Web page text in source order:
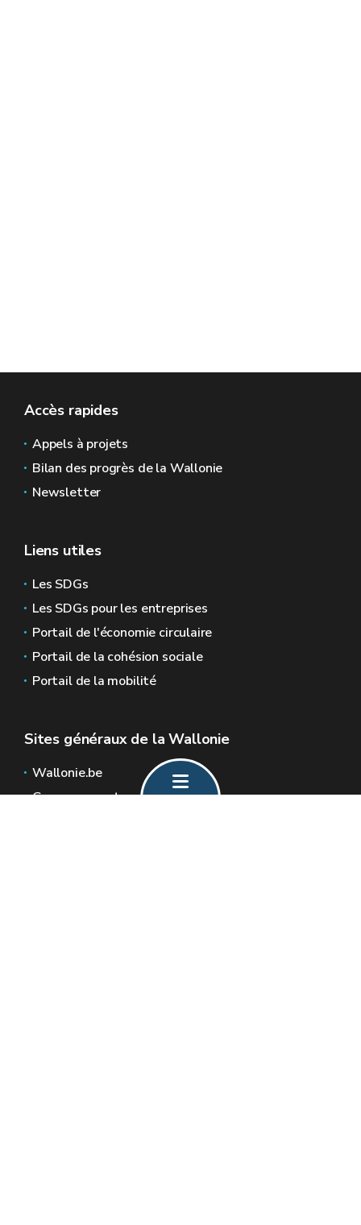
Accès rapides
Appels à projets
Bilan des progrès de la Wallonie
Newsletter
Liens utiles
Les SDGs
Les SDGs pour les entreprises
Portail de l'économie circulaire
Portail de la cohésion sociale
Portail de la mobilité
Sites généraux de la Wallonie
Wallonie.be
Gouvernement wallon